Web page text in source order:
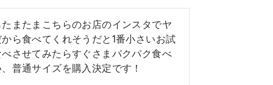
またまこちらのお店のインスタでヤ
ら食べてくれそうだと1番小さいお試
させてみたらすぐさまパクパク食べ
普通サイズを購入決定です！